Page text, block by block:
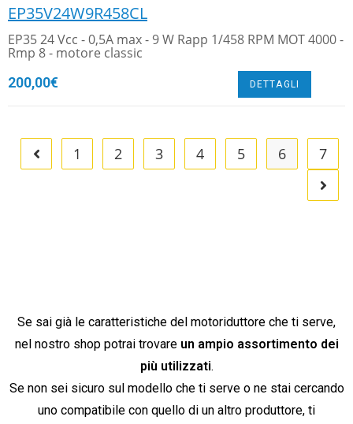
EP35V24W9R458CL
EP35 24 Vcc - 0,5A max - 9 W Rapp 1/458 RPM MOT 4000 -
Rmp 8 - motore classic
200,00€ DETTAGLI
1 2 3 4 5 6 7
Se sai già le caratteristiche del motoriduttore che ti serve,
nel nostro shop potrai trovare un ampio assortimento dei
più utilizzati.
Se non sei sicuro sul modello che ti serve o ne stai cercando
uno compatibile con quello di un altro produttore, ti